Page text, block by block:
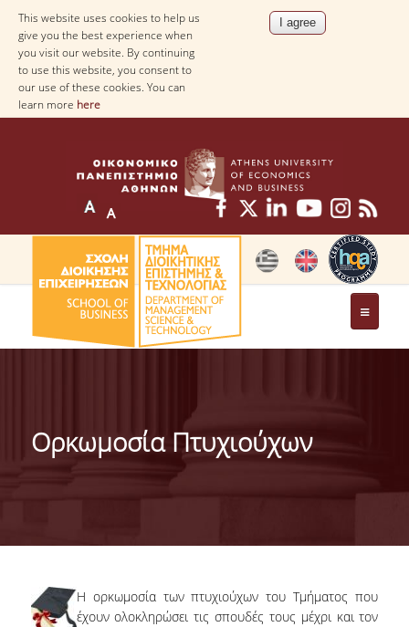
This website uses cookies to help us
give you the best experience when
you visit our website. By continuing
to use this website, you consent to
our use of these cookies. You can
learn more here
THE DEPARTMENT
IDENTITY OF THE DEPARTMENT
MISSION OF THE DEPARTMENT
CAREER PROSPECTS
Ορκωμοσία Πτυχιούχων
Η ορκωμοσία των πτυχιούχων του Τμήματος που
έχουν ολοκληρώσει τις σπουδές τους μέχρι και τον